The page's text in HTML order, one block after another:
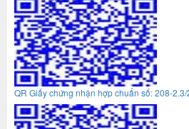
QR Giấy chứng nhận hợp chuẩn số: 208-